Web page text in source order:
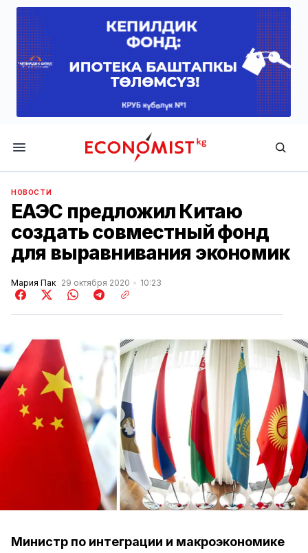
Economist.kg
НОВОСТИ
ЕАЭС предложил Китаю
создать совместный фонд
для выравнивания экономик
Мария Пак 29 октября 2020 10:23
Министр по интеграции и макроэкономике